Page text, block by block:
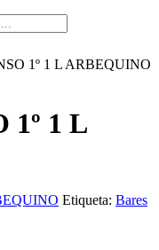
1º 1 L ARBEQUINO
1º 1 L
Etiqueta: Bares